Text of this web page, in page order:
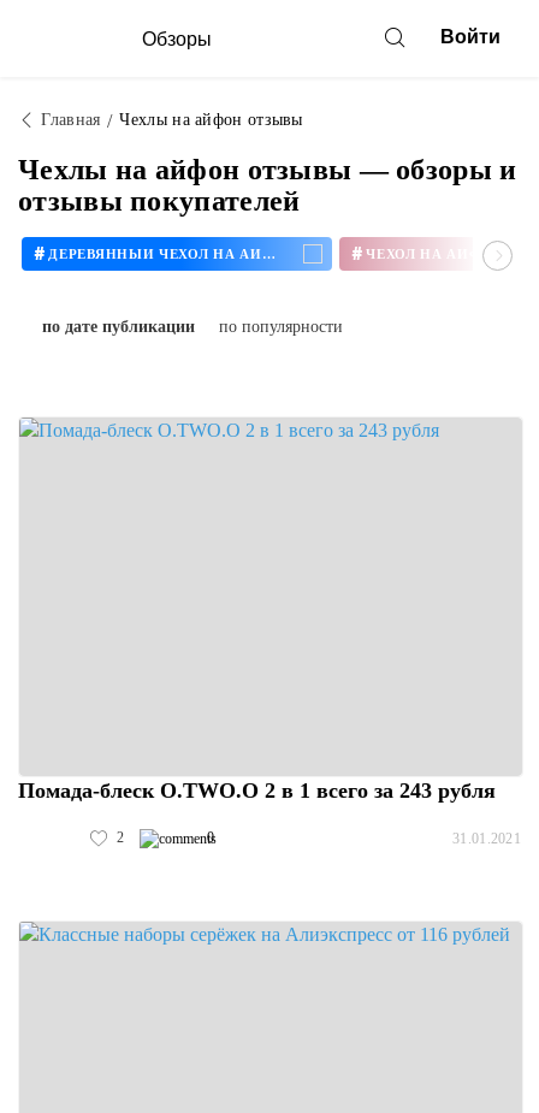
Обзоры Войти
Главная Чехлы на айфон отзывы
Чехлы на айфон отзывы — обзоры и
отзывы покупателей
# ДЕРЕВЯННЫЙ ЧЕХОЛ НА АЙФОН # ЧЕХОЛ НА АЙФОН 11
по дате публикации по популярности
Помада-блеск O.TWO.O 2 в 1 всего за 243 рубля
2 0 31.01.2021